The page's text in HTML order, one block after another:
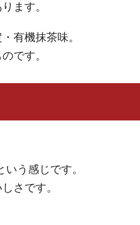
ます。
有機抹茶味。
です。
う感じです。
さです。